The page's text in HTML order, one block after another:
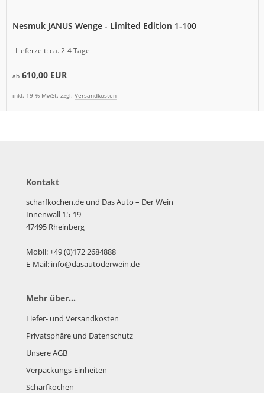
Nesmuk JANUS Wenge - Limited Edition 1-100
Lieferzeit:ca. 2-4 Tage
ab 610,00 EUR
inkl. 19 % MwSt. zzgl. Versandkosten
Kontakt
scharfkochen.de und Das Auto – Der Wein
Innenwall 15-19
47495 Rheinberg
Mobil: +49 (0)172 2684888
E-Mail: info@dasautoderwein.de
Mehr über...
Liefer- und Versandkosten
Privatsphäre und Datenschutz
Unsere AGB
Verpackungs-Einheiten
Scharfkochen